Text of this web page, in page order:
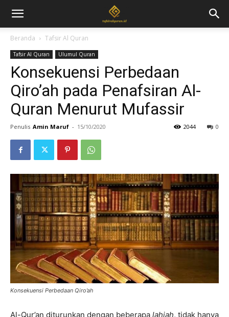
Beranda Tafsir Al Quran
Tafsir Al Quran Ulumul Quran
Konsekuensi Perbedaan
Qiro’ah pada Penafsiran Al-
Quran Menurut Mufassir
Penulis Amin Maruf - 15/10/2020 0
2044
Konsekuensi Perbedaan Qiro’ah
Al-Qur’an diturunkan dengan beberapa lahjah, tidak hanya